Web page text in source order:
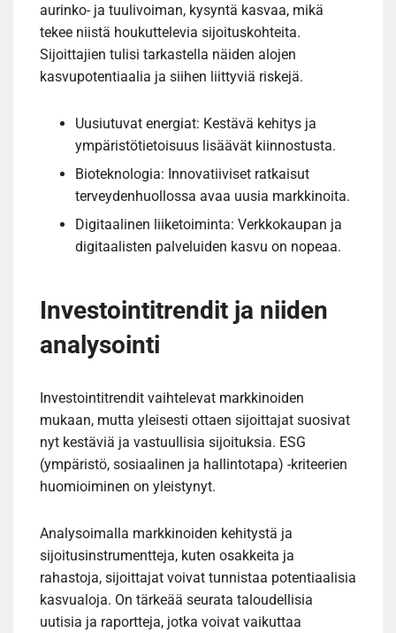
aurinko- ja tuulivoiman, kysyntä kasvaa, mikä
tekee niistä houkuttelevia sijoituskohteita.
Sijoittajien tulisi tarkastella näiden alojen
kasvupotentiaalia ja siihen liittyviä riskejä.
Uusiutuvat energiat: Kestävä kehitys ja
ympäristötietoisuus lisäävät kiinnostusta.
Bioteknologia: Innovatiiviset ratkaisut
terveydenhuollossa avaa uusia markkinoita.
Digitaalinen liiketoiminta: Verkkokaupan ja
digitaalisten palveluiden kasvu on nopeaa.
Investointitrendit ja niiden
analysointi
Investointitrendit vaihtelevat markkinoiden
mukaan, mutta yleisesti ottaen sijoittajat suosivat
nyt kestäviä ja vastuullisia sijoituksia. ESG
(ympäristö, sosiaalinen ja hallintotapa) -kriteerien
huomioiminen on yleistynyt.
Analysoimalla markkinoiden kehitystä ja
sijoitusinstrumentteja, kuten osakkeita ja
rahastoja, sijoittajat voivat tunnistaa potentiaalisia
kasvualoja. On tärkeää seurata taloudellisia
uutisia ja raportteja, jotka voivat vaikuttaa